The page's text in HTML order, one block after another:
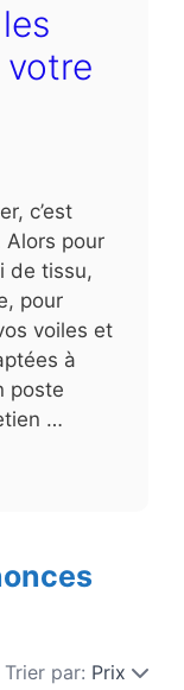
votre
c’est
Alors pour
de tissu,
pour
voiles et
à
poste
…
Trier par: Prix